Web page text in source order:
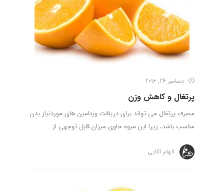
دسامبر 24, 2016
پرتغال و کاهش وزن
مصرف پرتغال می تواند برای دریافت ویتامین های موردنیاز بدن
مناسب باشد، زیرا این میوه حاوی میزان قابل توجهی از ...
الهام آقایی